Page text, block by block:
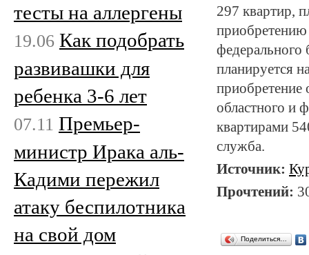
297 квартир,
приобретению
федерального
планируется
приобретение
областного и
квартирами
служба.
Источник:
Прочтений:
Поделиться…
тесты на аллергены
19.06 Как подобрать
развивашки для
ребенка 3-6 лет
07.11 Премьер-
министр Ирака аль-
Кадими пережил
атаку беспилотника
на свой дом